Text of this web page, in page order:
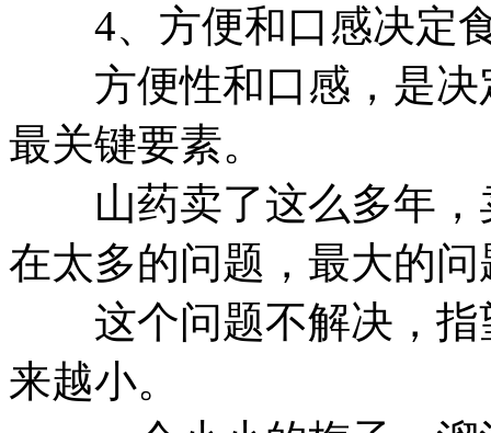
4、方便和口感决定
方便性和口感，是决
最关键要素。
山药卖了这么多年，
在太多的问题，最大的
这个问题不解决，指
来越小。